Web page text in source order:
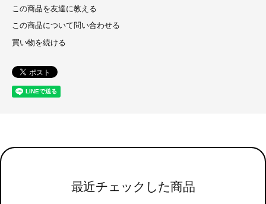
この商品を友達に教える
この商品について問い合わせる
買い物を続ける
最近チェックした商品